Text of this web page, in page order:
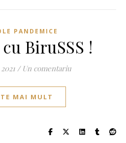
PANDEMICE
BiruSSS !
/ Un comentariu
MAI MULT